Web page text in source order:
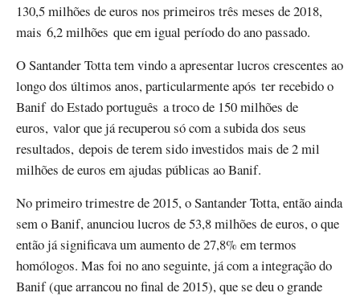
130,5 milhões de euros nos primeiros três meses de 2018,
mais 6,2 milhões que em igual período do ano passado.
O Santander Totta tem vindo a apresentar lucros crescentes ao
longo dos últimos anos, particularmente após ter recebido o
Banif do Estado português a troco de 150 milhões de
euros, valor que já recuperou só com a subida dos seus
resultados, depois de terem sido investidos mais de 2 mil
milhões de euros em ajudas públicas ao Banif.
No primeiro trimestre de 2015, o Santander Totta, então ainda
sem o Banif, anunciou lucros de 53,8 milhões de euros, o que
então já significava um aumento de 27,8% em termos
homólogos. Mas foi no ano seguinte, já com a integração do
Banif (que arrancou no final de 2015), que se deu o grande